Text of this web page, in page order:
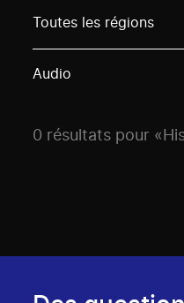
Toutes les régions
Audio
0 résultats pour